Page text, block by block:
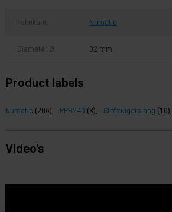
Fabrikant: Numatic
Diameter Ø 32 mm
Product labels
Numatic (206), PPR240 (3), Stofzuigerslang (10),
Video's